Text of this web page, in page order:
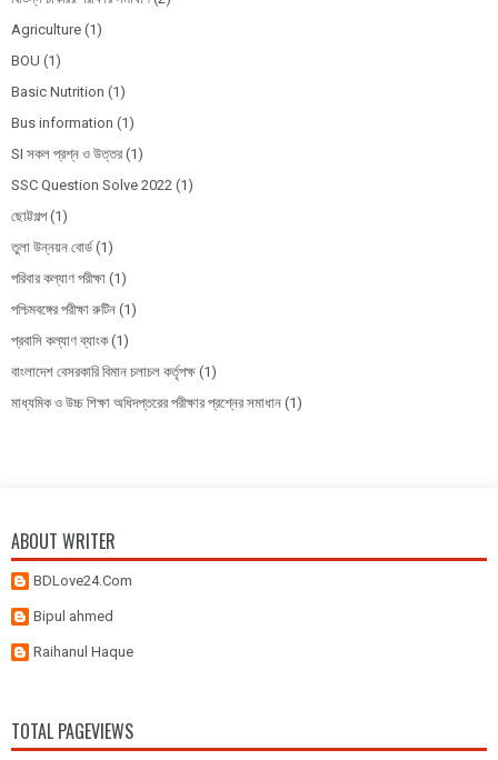
Agriculture (1)
BOU (1)
Basic Nutrition (1)
Bus information (1)
SI সকল প্রশ্ন ও উত্তর (1)
SSC Question Solve 2022 (1)
ছোট্টগল্প (1)
তুলা উন্নয়ন বোর্ড (1)
পরিবার কল্যাণ পরীক্ষা (1)
পশ্চিমবঙ্গের পরীক্ষা রুটিন (1)
প্রবাসি কল্যাণ ব্যাংক (1)
বাংলাদেশ বেসরকারি বিমান চলাচল কর্তৃপক্ষ (1)
মাধ্যমিক ও উচ্চ শিক্ষা অধিদপ্তরের পরীক্ষার প্রশ্নের সমাধান (1)
ABOUT WRITER
BDLove24.Com
Bipul ahmed
Raihanul Haque
TOTAL PAGEVIEWS